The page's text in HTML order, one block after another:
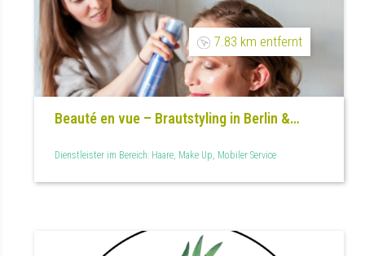
7.83 km entfernt
Beauté en vue – Brautstyling in Berlin &
Dienstleister im Bereich: Haare, Make Up, Mobiler Service